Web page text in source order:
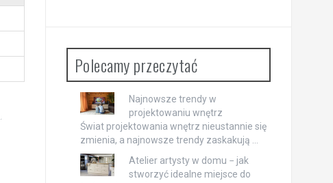
Polecamy przeczytać
Najnowsze trendy w
projektowaniu wnętrz
Świat projektowania wnętrz nieustannie się
zmienia, a najnowsze trendy zaskakują …
Atelier artysty w domu − jak
stworzyć idealne miejsce do